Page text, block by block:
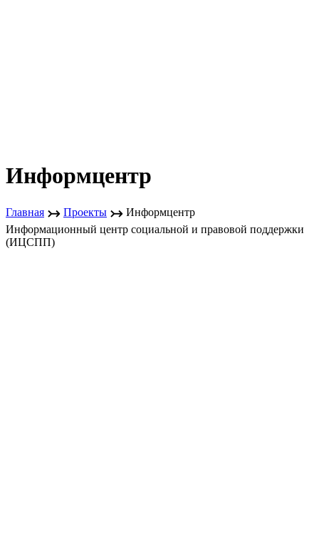
Информцентр
Главная ↣ Проекты ↣ Информцентр
Информационный центр социальной и правовой поддержки
(ИЦСПП)